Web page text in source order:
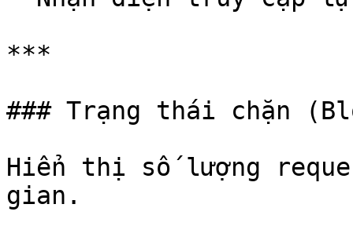
***
### Trạng thái chặn
Hiển thị số lượng
gian.